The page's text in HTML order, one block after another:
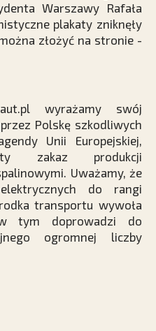
Warszawy Rafała
plakaty zniknęły
złożyć na stronie
wyrażamy swój
Polskę szkodliwych
Unii Europejskiej,
zakaz produkcji
Uważamy, że
do rangi
transportu wywoła
tym doprowadzi do
ogromnej liczby